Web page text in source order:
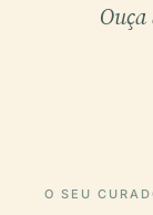
O SEU